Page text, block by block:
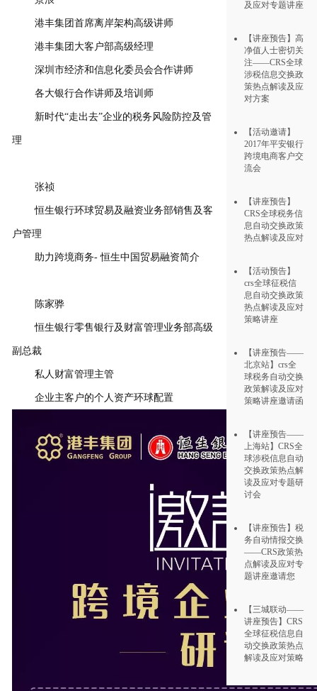
港丰集团首席离岸架构高级讲师
港丰集团大客户部高级经理
深圳市经济和信息化委员会合作讲师
各大银行合作讲师及培训师
新时代“走出去”企业的税务风险防控及管
理
张祯
恒生银行环球贸易及融资业务部销售及客
户管理
助力跨境商务- 恒生中国贸易融资简介
陈家骅
恒生银行零售银行及财富管理业务部高级
副总裁
私人财富管理主管
企业主客户的个人资产环球配置
及应对专题讲座
【讲座预告】高
净值人士密切关
注——CRS全球
涉税信息交换政
策热点解读及应
对方案
【活动邀请】
2017年平安银行
跨境电商客户交
流会
【讲座预告】
CRS全球税务信
息自动交换政策
热点解读及应对
【活动预告】
crs全球征税信
息自动交换政策
热点解读及应对
策略讲座
【讲座预告——
北京站】crs全
球税务自动交换
政策解读及应对
策略讲座邀请函
【讲座预告——
上海站】CRS全
球涉税信息自动
交换政策热点解
读及应对专题研
讨会
【讲座预告】税
务自动情报交换
——CRS政策热
点解读及应对专
题讲座邀请您
【三城联动——
讲座预告】CRS
全球征税信息自
动交换政策热点
解读及应对策略